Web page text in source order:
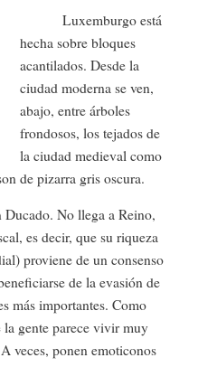
Luxemburgo está
hecha sobre bloques
acantilados. Desde la
ciudad moderna se ven,
abajo, entre árboles
frondosos, los tejados de
la ciudad medieval como
de pizarra gris oscura.
No llega a Reino,
es decir, que su riqueza
proviene de un consenso
de la evasión de
más importantes. Como
gente parece vivir muy
veces, ponen emoticonos